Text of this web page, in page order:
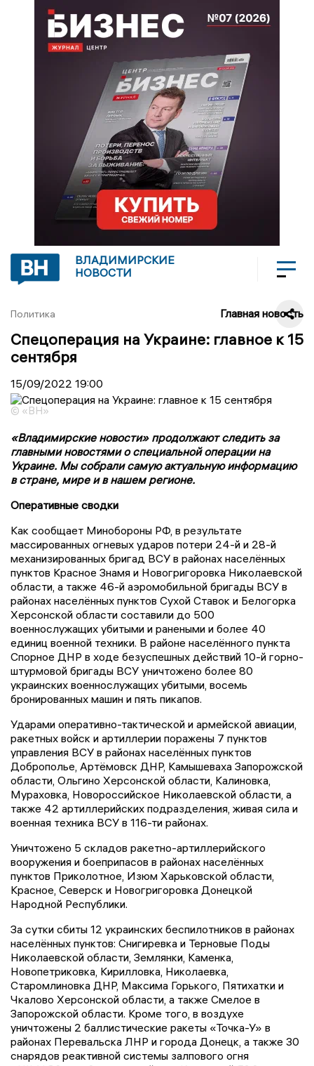
ВЛАДИМИРСКИЕ
НОВОСТИ
Политика Главная новость
Спецоперация на Украине: главное к 15
сентября
15/09/2022 19:00
© «ВН»
«Владимирские новости» продолжают следить за
главными новостями о специальной операции на
Украине. Мы собрали самую актуальную информацию
в стране, мире и в нашем регионе.
Оперативные сводки
Как сообщает Минобороны РФ, в результате
массированных огневых ударов потери 24-й и 28-й
механизированных бригад ВСУ в районах населённых
пунктов Красное Знамя и Новогригоровка Николаевской
области, а также 46-й аэромобильной бригады ВСУ в
районах населённых пунктов Сухой Ставок и Белогорка
Херсонской области составили до 500
военнослужащих убитыми и ранеными и более 40
единиц военной техники. В районе населённого пункта
Спорное ДНР в ходе безуспешных действий 10-й горно-
штурмовой бригады ВСУ уничтожено более 80
украинских военнослужащих убитыми, восемь
бронированных машин и пять пикапов.
Ударами оперативно-тактической и армейской авиации,
ракетных войск и артиллерии поражены 7 пунктов
управления ВСУ в районах населённых пунктов
Доброполье, Артёмовск ДНР, Камышеваха Запорожской
области, Ольгино Херсонской области, Калиновка,
Мураховка, Новороссийское Николаевской области, а
также 42 артиллерийских подразделения, живая сила и
военная техника ВСУ в 116-ти районах.
Уничтожено 5 складов ракетно-артиллерийского
вооружения и боеприпасов в районах населённых
пунктов Приколотное, Изюм Харьковской области,
Красное, Северск и Новогригоровка Донецкой
Народной Республики.
За сутки сбиты 12 украинских беспилотников в районах
населённых пунктов: Снигиревка и Терновые Поды
Николаевской области, Землянки, Каменка,
Новопетриковка, Кирилловка, Николаевка,
Старомлиновка ДНР, Максима Горького, Пятихатки и
Чкалово Херсонской области, а также Смелое в
Запорожской области. Кроме того, в воздухе
уничтожены 2 баллистические ракеты «Точка-У» в
районах Перевальска ЛНР и города Донецк, а также 30
снарядов реактивной системы залпового огня